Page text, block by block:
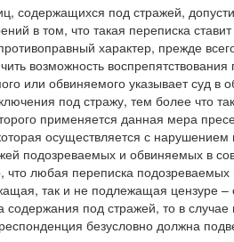
содержащихся под стражей,
в том, что такая переписка
характер, прежде
возможность
или обвиняемого указывает суд
под стражу, тем более что
применяется данная мера
осуществляется с
подозреваемых и обвиняемых в
что любая переписка
так и не подлежащая цензуре –
под стражей, то в
безусловно должна